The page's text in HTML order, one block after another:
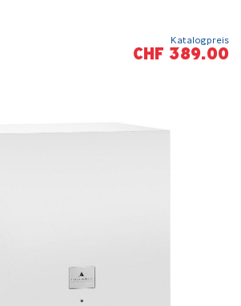
Katalogpreis
CHF 389.00